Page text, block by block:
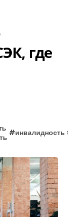
где
#инвалидность #